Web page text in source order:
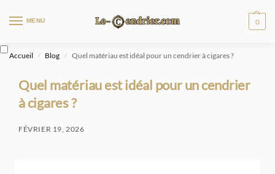
MENU 0
Accueil / Blog / Quel matériau est idéal pour un cendrier à cigares ?
Quel matériau est idéal pour un cendrier
à cigares ?
FÉVRIER 19, 2026